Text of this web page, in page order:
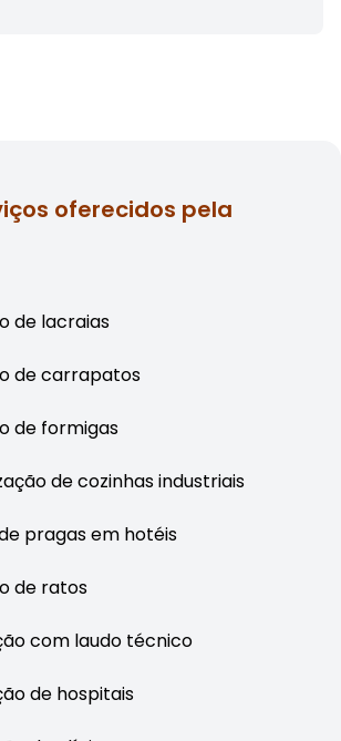
oferecidos pela
de lacraias
de carrapatos
de formigas
de cozinhas industriais
pragas em hotéis
de ratos
com laudo técnico
de hospitais